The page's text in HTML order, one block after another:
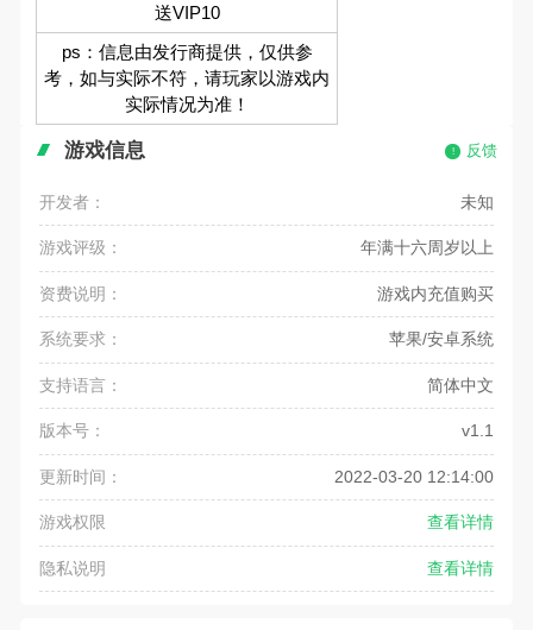
送VIP10
ps：信息由发行商提供，仅供参
考，如与实际不符，请玩家以游戏内
实际情况为准！
游戏信息 反馈
开发者： 未知
游戏评级： 年满十六周岁以上
资费说明： 游戏内充值购买
系统要求： 苹果/安卓系统
支持语言： 简体中文
版本号： v1.1
更新时间： 2022-03-20 12:14:00
游戏权限 查看详情
隐私说明 查看详情